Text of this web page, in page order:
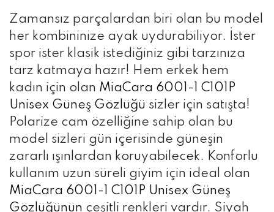
Zamansız parçalardan biri olan bu model
her kombininize ayak uydurabiliyor. İster
spor ister klasik istediğiniz gibi tarzınıza
tarz katmaya hazır! Hem erkek hem
kadın için olan MiaCara 6001-1 C101P
Unisex Güneş Gözlüğü sizler için satışta!
Polarize cam özelliğine sahip olan bu
model sizleri gün içerisinde güneşin
zararlı ışınlardan koruyabilecek. Konforlu
kullanım uzun süreli giyim için ideal olan
MiaCara 6001-1 C101P Unisex Güneş
Gözlüğünün çeşitli renkleri vardır. Siyah